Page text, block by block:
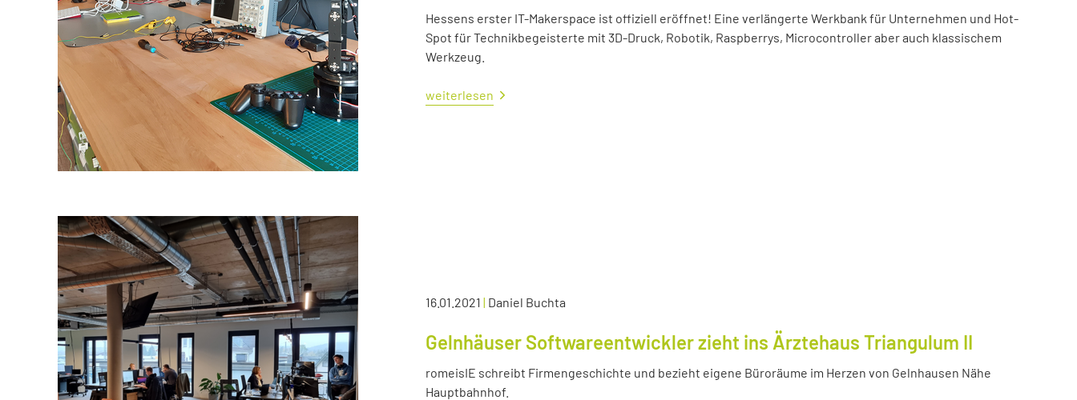
Hessens erster IT-Makerspace ist offiziell eröffnet! Eine verlängerte Werkbank für Unternehmen und Hot-
Spot für Technikbegeisterte mit 3D-Druck, Robotik, Raspberrys, Microcontroller aber auch klassischem
Werkzeug.
weiterlesen
16.01.2021 | Daniel Buchta
Gelnhäuser Softwareentwickler zieht ins Ärztehaus Triangulum II
romeisIE schreibt Firmengeschichte und bezieht eigene Büroräume im Herzen von Gelnhausen Nähe
Hauptbahnhof.